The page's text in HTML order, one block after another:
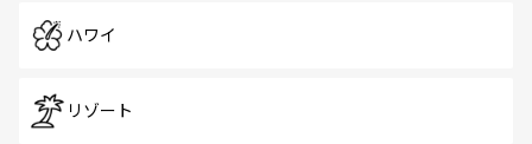
ハワイ
リゾート